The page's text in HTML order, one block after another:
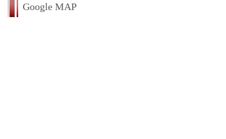
Google MAP